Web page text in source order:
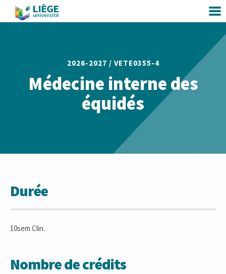
2026-2027 / VETE0355-4
Médecine interne des
équidés
Durée
10sem Clin.
Nombre de crédits